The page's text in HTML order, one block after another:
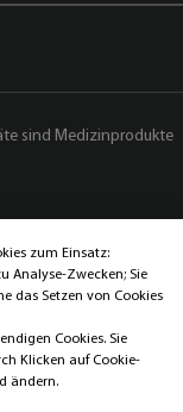
sind Medizinprodukte
zum Einsatz:
Analyse-Zwecken; Sie
das Setzen von Cookies
Cookies. Sie
Klicken auf Cookie-
ändern.